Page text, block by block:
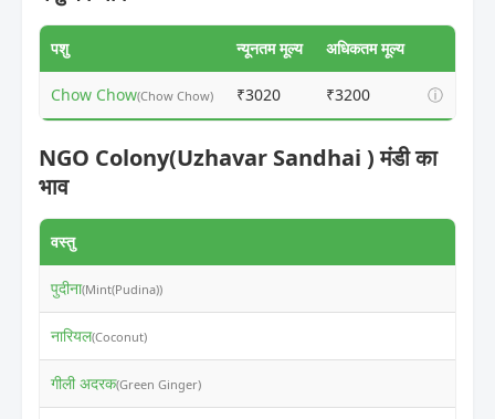
पशु न्यूनतम मूल्य अधिकतम मूल्य
Chow Chow(Chow Chow) ₹3020 ₹3200 ⓘ
NGO Colony(Uzhavar Sandhai ) मंडी का
भाव
वस्तु
पुदीना(Mint(Pudina))
नारियल(Coconut)
गीली अदरक(Green Ginger)